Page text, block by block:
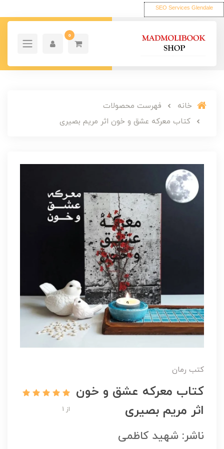
SEO Services Glendale
0
خانه
فهرست محصولات
کتاب معرکه عشق و خون اثر مریم بصیری
کتب رمان
کتاب معرکه عشق و خون
اثر مریم بصیری
از 1
ناشر: شهید کاظمی